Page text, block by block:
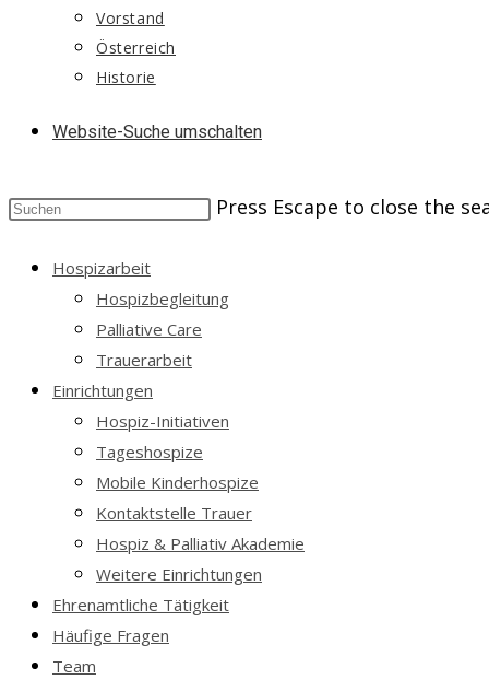
Vorstand
Österreich
Historie
Website-Suche umschalten
Press Escape to close the
Hospizarbeit
Hospizbegleitung
Palliative Care
Trauerarbeit
Einrichtungen
Hospiz-Initiativen
Tageshospize
Mobile Kinderhospize
Kontaktstelle Trauer
Hospiz & Palliativ Akademie
Weitere Einrichtungen
Ehrenamtliche Tätigkeit
Häufige Fragen
Team